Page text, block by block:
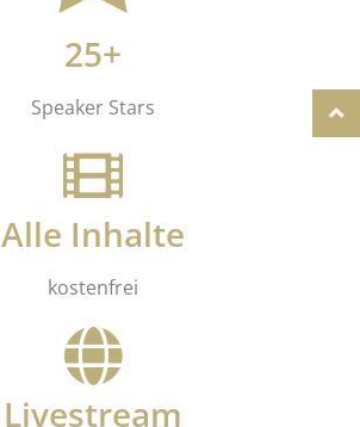
25+
Speaker Stars
Alle Inhalte
kostenfrei
Livestream